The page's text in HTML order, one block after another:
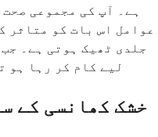
ہے۔ آپ کی مجموعی
عوامل اس بات کو متاثر
جلدی ٹھیک ہوتی ہے۔
لیے کام کر رہا ہو
خشک کھانسی کے